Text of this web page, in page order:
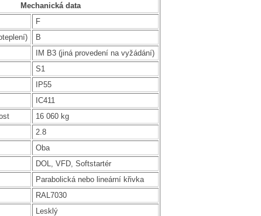
Mechanická data
F
B
IM B3 (jiná provedení na vyžádání)
S1
IP55
IC411
16 060 kg
2.8
Oba
DOL, VFD, Softstartér
Parabolická nebo lineární křivka
RAL7030
Lesklý